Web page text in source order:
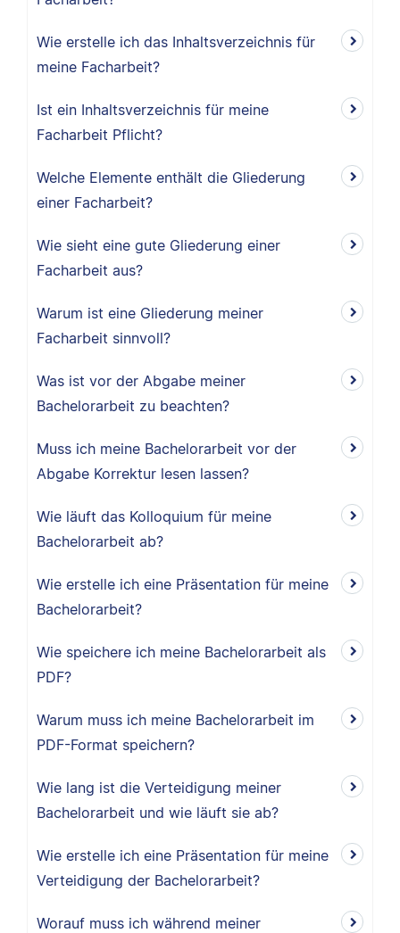
Wie erstelle ich das Inhaltsverzeichnis für
meine Facharbeit?
Ist ein Inhaltsverzeichnis für meine
Facharbeit Pflicht?
Welche Elemente enthält die Gliederung
einer Facharbeit?
Wie sieht eine gute Gliederung einer
Facharbeit aus?
Warum ist eine Gliederung meiner
Facharbeit sinnvoll?
Was ist vor der Abgabe meiner
Bachelorarbeit zu beachten?
Muss ich meine Bachelorarbeit vor der
Abgabe Korrektur lesen lassen?
Wie läuft das Kolloquium für meine
Bachelorarbeit ab?
Wie erstelle ich eine Präsentation für meine
Bachelorarbeit?
Wie speichere ich meine Bachelorarbeit als
PDF?
Warum muss ich meine Bachelorarbeit im
PDF-Format speichern?
Wie lang ist die Verteidigung meiner
Bachelorarbeit und wie läuft sie ab?
Wie erstelle ich eine Präsentation für meine
Verteidigung der Bachelorarbeit?
Worauf muss ich während meiner